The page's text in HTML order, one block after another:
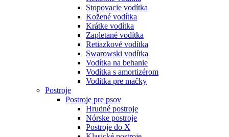
Stopovacie vodítka
Kožené vodítka
Krátke vodítka
Zapletané vodítka
Retiazkové vodítka
Swarowski vodítka
Vodítka na behanie
Vodítka s amortizérom
Vodítka pre mačky
Postroje
Postroje pre psov
Hrudné postroje
Nórske postroje
Postroje do X